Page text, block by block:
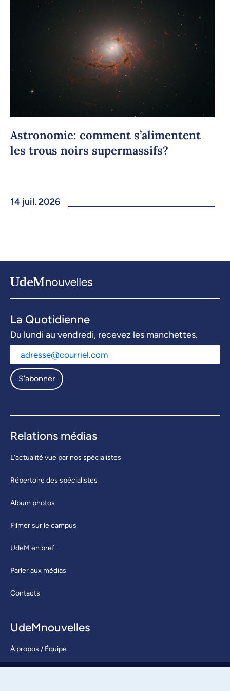
Astronomie: comment s’alimentent
les trous noirs supermassifs?
14 juil. 2026
La Quotidienne
Du lundi au vendredi, recevez les manchettes.
S'abonner
Relations médias
L’actualité vue par nos spécialistes
Répertoire des spécialistes
Album photos
Filmer sur le campus
UdeM en bref
Parler aux médias
Contacts
UdeMnouvelles
À propos / Équipe